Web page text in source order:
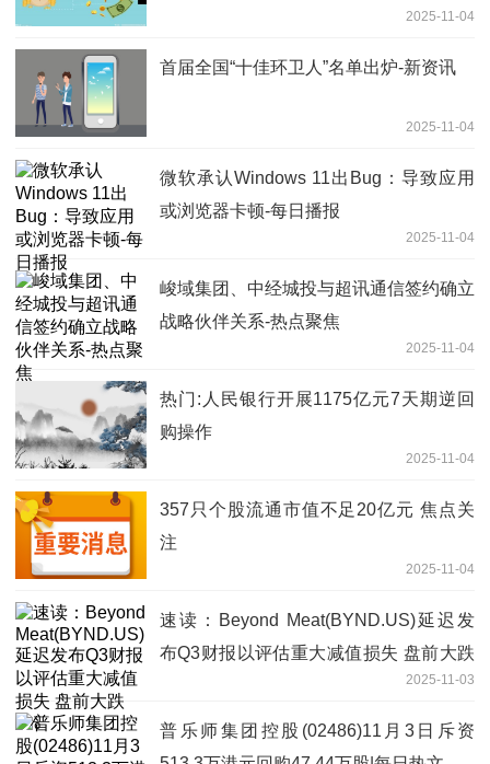
2025-11-04
首届全国“十佳环卫人”名单出炉-新资讯
2025-11-04
微软承认Windows 11出Bug：导致应用
或浏览器卡顿-每日播报
2025-11-04
峻域集团、中经城投与超讯通信签约确立
战略伙伴关系-热点聚焦
2025-11-04
热门:人民银行开展1175亿元7天期逆回
购操作
2025-11-04
357只个股流通市值不足20亿元 焦点关
注
2025-11-04
速读：Beyond Meat(BYND.US)延迟发
布Q3财报以评估重大减值损失 盘前大跌
2025-11-03
普乐师集团控股(02486)11月3日斥资